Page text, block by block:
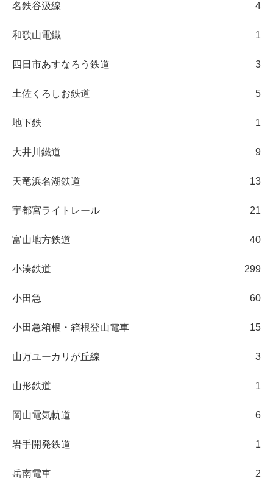
名鉄谷汲線 4
和歌山電鐵 1
四日市あすなろう鉄道 3
土佐くろしお鉄道 5
地下鉄 1
大井川鐵道 9
天竜浜名湖鉄道 13
宇都宮ライトレール 21
富山地方鉄道 40
小湊鉄道 299
小田急 60
小田急箱根・箱根登山電車 15
山万ユーカリが丘線 3
山形鉄道 1
岡山電気軌道 6
岩手開発鉄道 1
岳南電車 2